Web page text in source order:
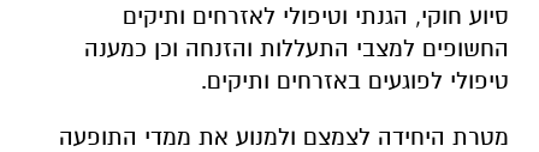
סיוע חוקי, הגנתי וטיפולי לאזרחים ותיקים
החשופים למצבי התעללות והזנחה וכן כמענה
טיפולי לפוגעים באזרחים ותיקים.
מטרת היחידה לצמצם ולמנוע את ממדי התופעה